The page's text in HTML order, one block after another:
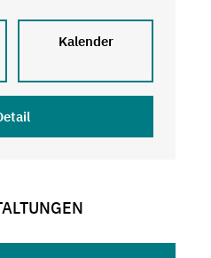
Kalender